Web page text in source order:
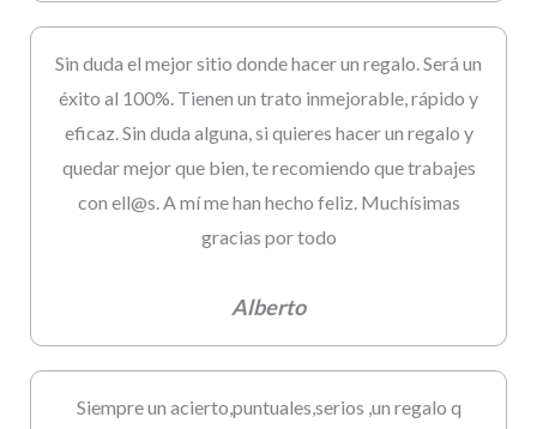
Sin duda el mejor sitio donde hacer un regalo. Será un
éxito al 100%. Tienen un trato inmejorable, rápido y
eficaz. Sin duda alguna, si quieres hacer un regalo y
quedar mejor que bien, te recomiendo que trabajes
con ell@s. A mí me han hecho feliz. Muchísimas
gracias por todo
Alberto
Siempre un acierto,puntuales,serios ,un regalo q